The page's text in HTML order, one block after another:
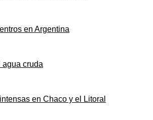
en Argentina
agua cruda
en Chaco y el Litoral